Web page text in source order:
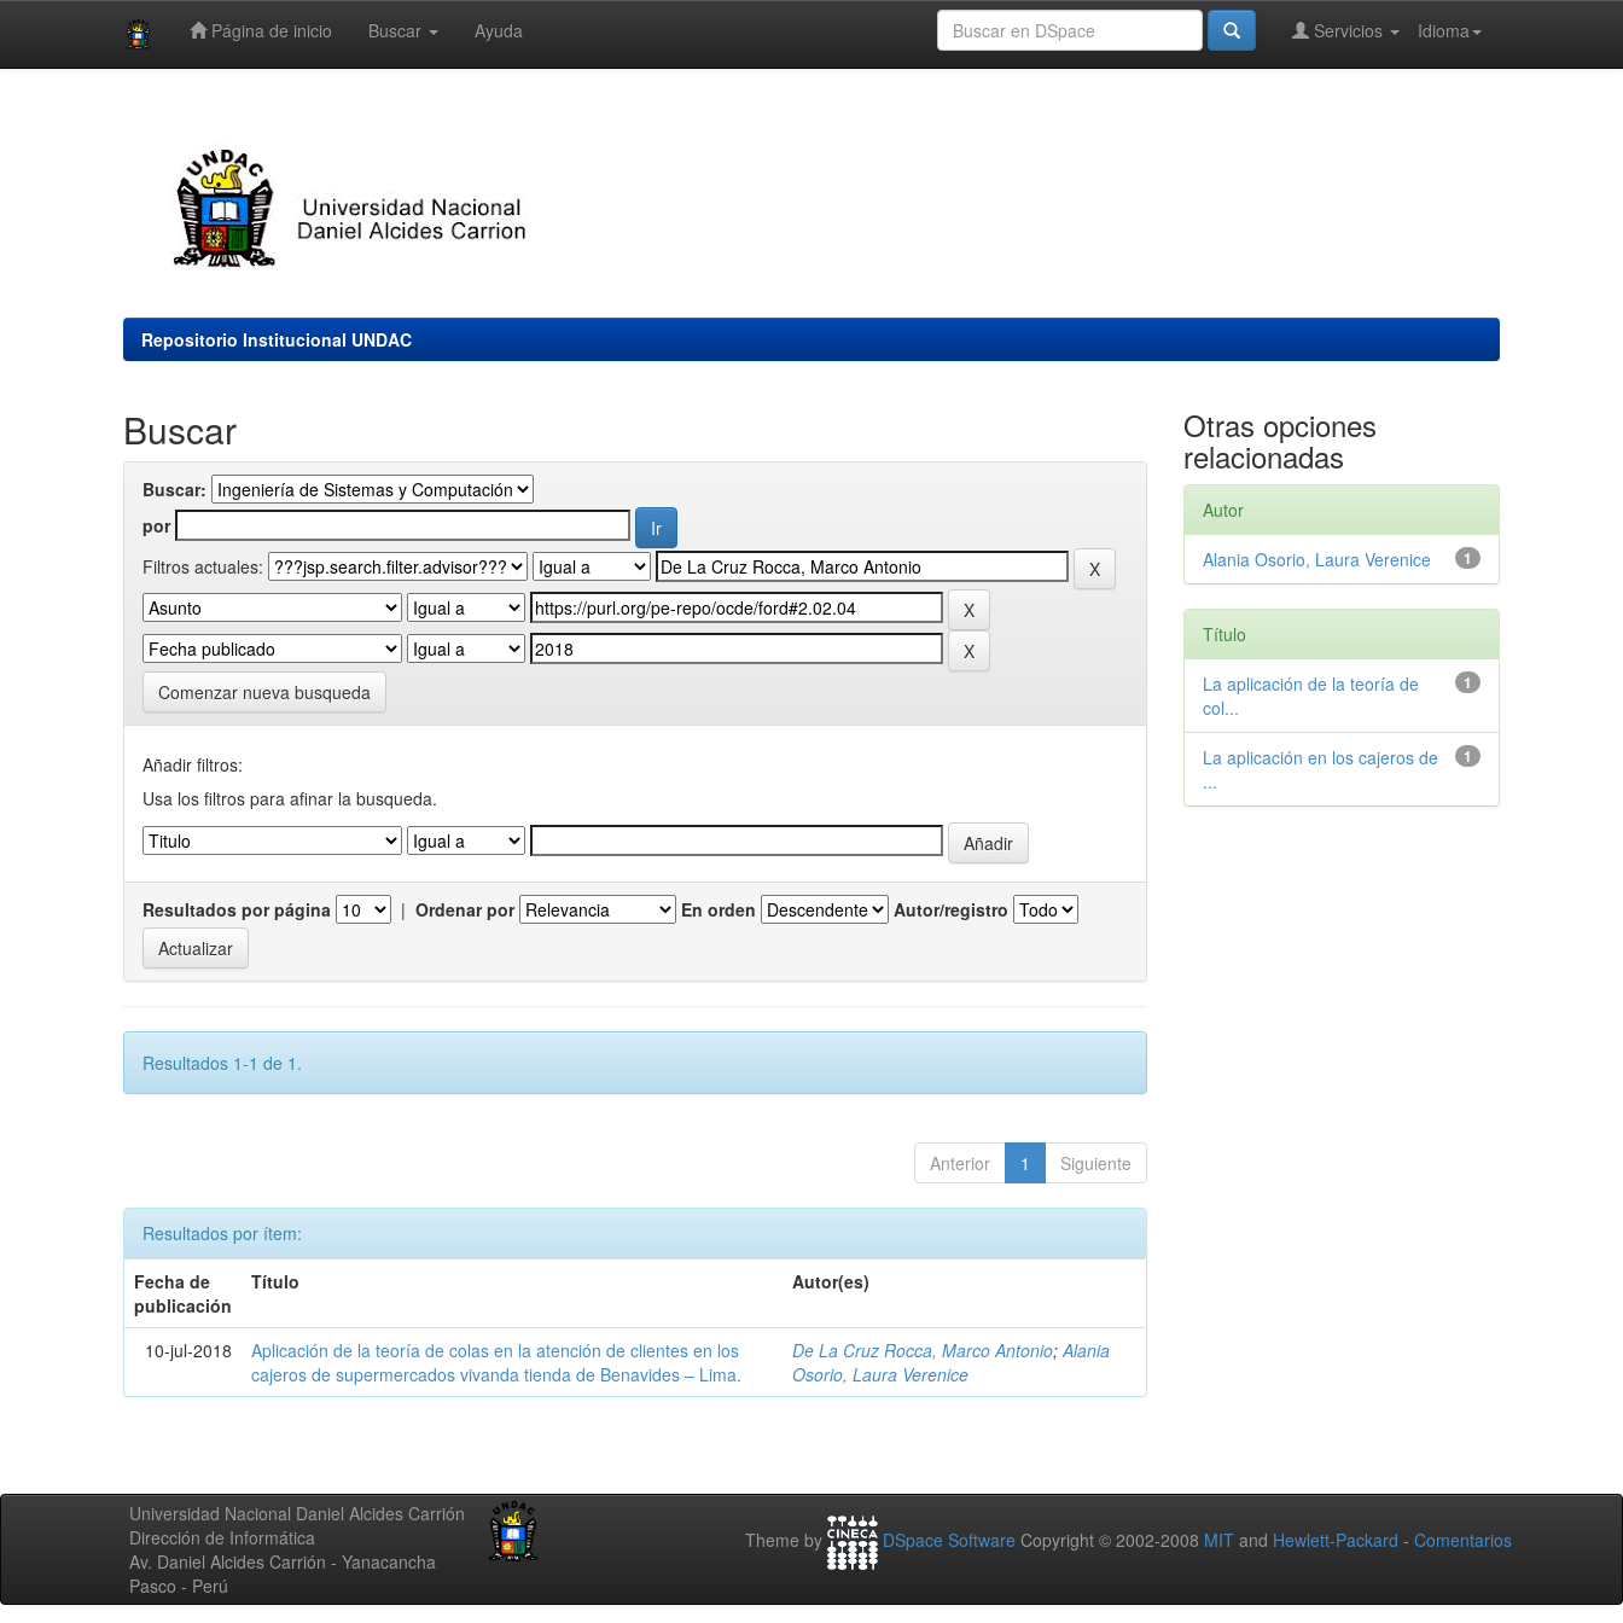
Página de inicio Buscar Ayuda Idioma
Servicios
Repositorio Institucional UNDAC
Buscar
Buscar:
por
Filtros actuales:
Comenzar nueva busqueda
Añadir filtros:
Usa los filtros para afinar la busqueda.
Resultados por página | Ordenar por En orden Autor/registro
Resultados 1-1 de 1.
Anterior 1 Siguiente
Resultados por ítem:
Fecha de
publicación
Título Autor(es)
10-jul-2018
Aplicación de la teoría de colas en la atención de clientes en los
cajeros de supermercados vivanda tienda de Benavides – Lima.
De La Cruz Rocca, Marco Antonio;Alania
Osorio, Laura Verenice
Otras opciones
relacionadas
Autor
1
Alania Osorio, Laura Verenice
Título
1
La aplicación de la teoría de
col...
1
La aplicación en los cajeros de
...
Universidad Nacional Daniel Alcides Carrión
Dirección de Informática
Av. Daniel Alcides Carrión - Yanacancha
Pasco - Perú
Theme by DSpace Software Copyright © 2002-2008 MIT and Hewlett-Packard - Comentarios